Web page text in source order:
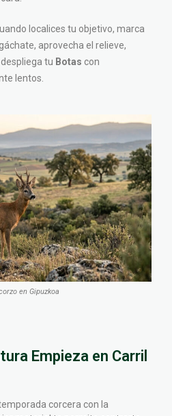
localices tu objetivo, marca
aprovecha el relieve,
tu Botas con
lentos.
en Gipuzkoa
Empieza en Carril
corcera con la